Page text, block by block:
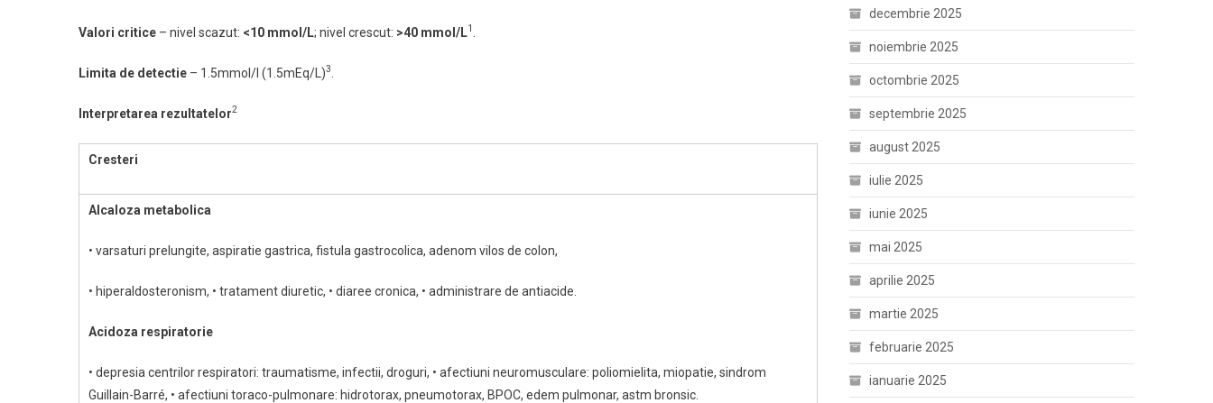
Valori critice – nivel scazut: <10 mmol/L; nivel crescut: >40 mmol/L1
Limita de detectie – 1.5mmol/l (1.5mEq/L)3
Interpretarea rezultatelor2
Cresteri
Alcaloza metabolica
• varsaturi prelungite, aspiratie gastrica, fistula gastrocolica, adenom vilos de colon,
• hiperaldosteronism, • tratament diuretic, • diaree cronica, • administrare de antiacide.
Acidoza respiratorie
• depresia centrilor respiratori: traumatisme, infectii, droguri, • afectiuni neuromusculare: poliomielita, miopatie, sindrom
Guillain-Barré, • afectiuni toraco-pulmonare: hidrotorax, pneumotorax, BPOC, edem pulmonar, astm bronsic.
decembrie 2025
noiembrie 2025
octombrie 2025
septembrie 2025
august 2025
iulie 2025
iunie 2025
mai 2025
aprilie 2025
martie 2025
februarie 2025
ianuarie 2025